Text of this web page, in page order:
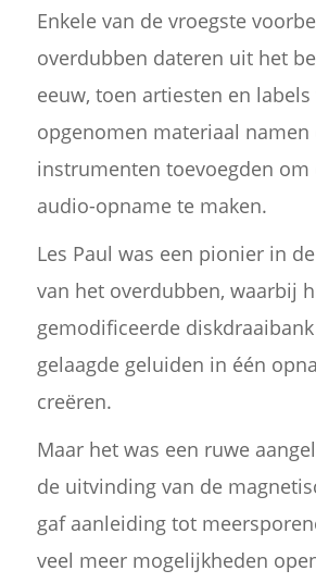
Enkele van de vroegste
overdubben dateren uit het
eeuw, toen artiesten en
opgenomen materiaal namen
instrumenten toevoegden om
audio-opname te maken.
Les Paul was een pionier in
van het overdubben, waarbij
gemodificeerde
gelaagde geluiden in één
creëren.
Maar het was een ruwe
de uitvinding van de
gaf aanleiding tot
veel meer mogelijkheden